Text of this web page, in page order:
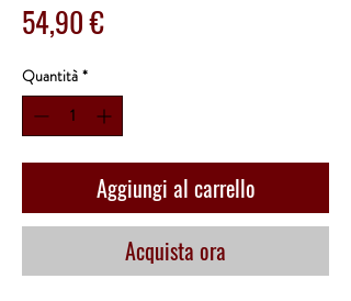
54,90 €Prezzo
Quantità *
Aggiungi al carrello
Acquista ora